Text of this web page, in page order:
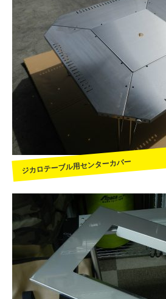
ジカロテーブル用センターカバー